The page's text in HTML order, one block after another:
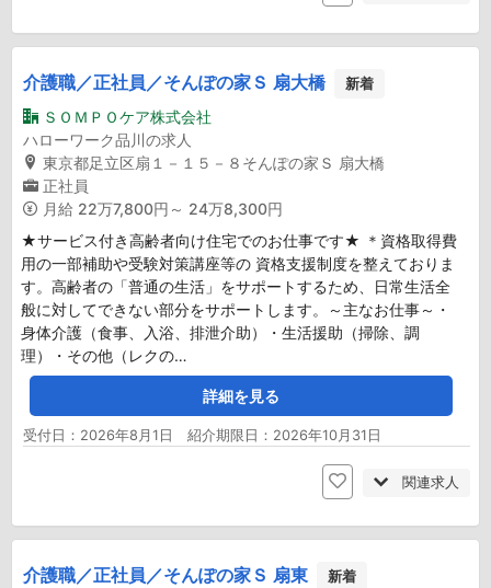
介護職／正社員／そんぽの家Ｓ 扇大橋 新着
ＳＯＭＰＯケア株式会社
ハローワーク品川の求人
東京都足立区扇１－１５－８そんぽの家Ｓ 扇大橋
正社員
月給 22万7,800円～ 24万8,300円
★サービス付き高齢者向け住宅でのお仕事です★ ＊資格取得費
用の一部補助や受験対策講座等の 資格支援制度を整えておりま
す。高齢者の「普通の生活」をサポートするため、日常生活全
般に対してできない部分をサポートします。～主なお仕事～・
身体介護（食事、入浴、排泄介助）・生活援助（掃除、調
理）・その他（レクの…
詳細を見る
受付日：2026年8月1日 紹介期限日：2026年10月31日
関連求人
介護職／正社員／そんぽの家Ｓ 扇東 新着